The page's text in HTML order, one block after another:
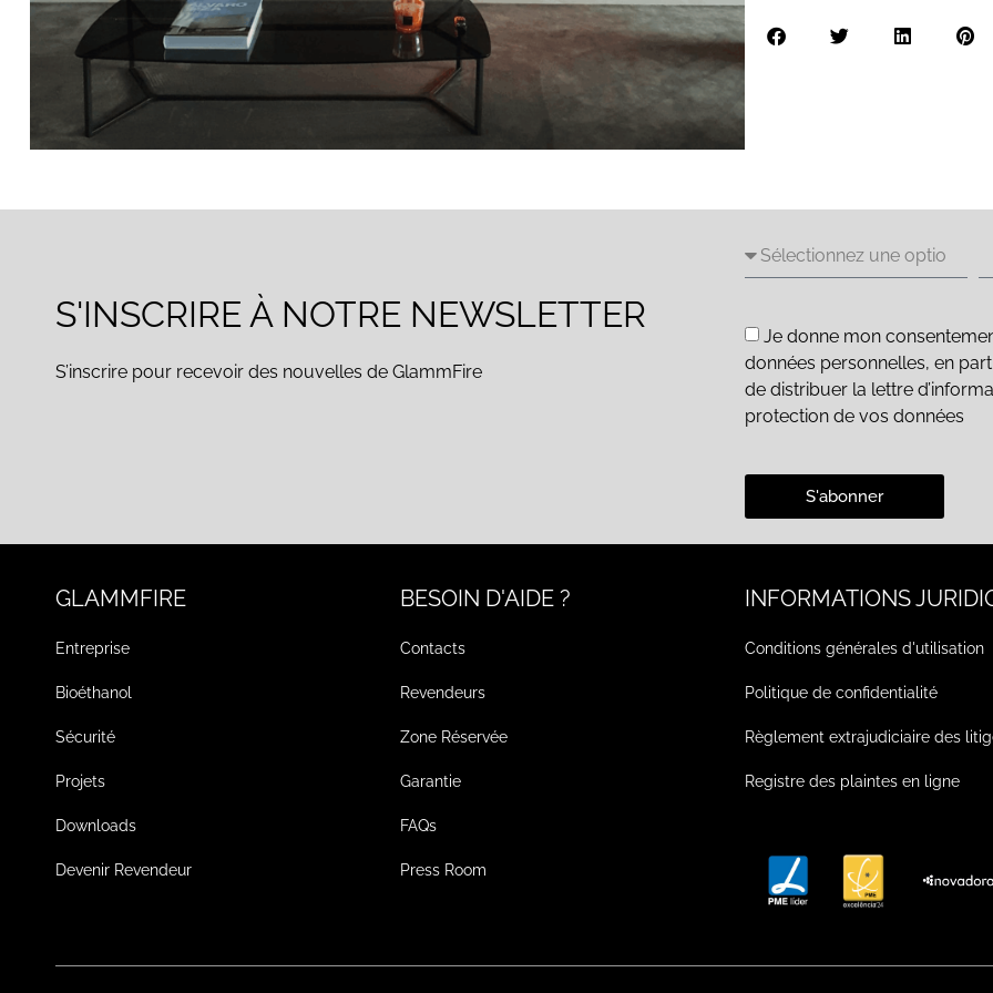
S'INSCRIRE À NOTRE NEWSLETTER
S’inscrire pour recevoir des nouvelles de GlammFire
Je donne mon
données personnelles, en
de distribuer la lettre
protection de vos données
S'abonner
GLAMMFIRE
Entreprise
Bioéthanol
Sécurité
Projets
Downloads
Devenir Revendeur
BESOIN D'AIDE ?
Contacts
Revendeurs
Zone Réservée
Garantie
FAQs
Press Room
INFORMATIONS
Conditions générales d'utilisation
Politique de confidentialité
Règlement extrajudiciaire des
Registre des plaintes en ligne